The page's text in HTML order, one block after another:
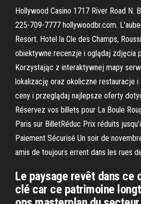
Hollywood Casino 1717 River Road N.
225-709-7777 hollywoodbr.com.
Resort. Hotel la Cle des Champs,
obiektywne recenzje i oglądaj zdjęcia
Korzystając z interaktywnej mapy
lokalizację oraz okoliczne restauracje
ceny i przeglądaj najlepsze oferty
Réservez vos billets pour La Boule
Paris sur BilletRéduc Prix réduits
Paiement Sécurisé Un soir de
amis de toujours errent dans les rues
Le paysage revêt dans ce
clé car ce patrimoine